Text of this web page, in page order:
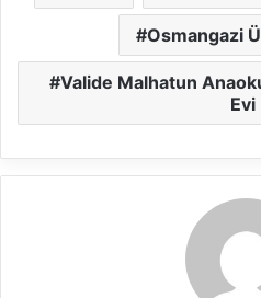
Osmangazi
Valide Malhatun
Evi